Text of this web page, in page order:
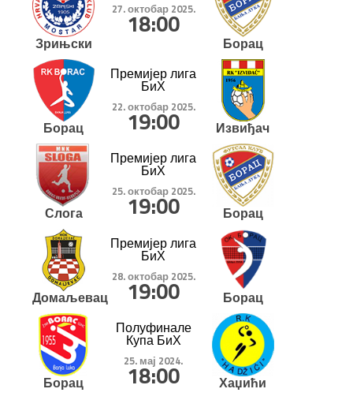
Зрињски
27. октобар 2025.
18:00
Борац
Борац
Премијер лига
БиХ
22. октобар 2025.
19:00 Извиђач
Слога
Премијер лига
БиХ
25. октобар 2025.
19:00 Борац
Домаљевац
Премијер лига
БиХ
28. октобар 2025.
19:00 Борац
Борац
Полуфинале
Купа БиХ
25. мај 2024.
18:00 Хаџићи